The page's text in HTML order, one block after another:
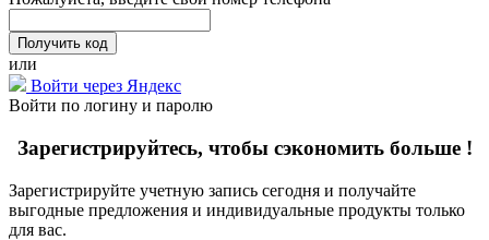
или
Войти через Яндекс
Войти по логину и паролю
Зарегистрируйтесь, чтобы сэкономить больше !
Зарегистрируйте учетную запись сегодня и получайте
выгодные предложения и индивидуальные продукты только
для вас.